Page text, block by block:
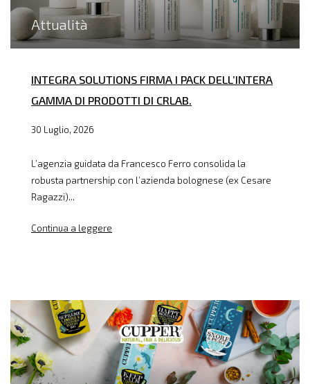
Attualità
INTEGRA SOLUTIONS FIRMA I PACK DELL’INTERA
GAMMA DI PRODOTTI DI CRLAB.
30 Luglio, 2026
L’agenzia guidata da Francesco Ferro consolida la
robusta partnership con l’azienda bolognese (ex Cesare
Ragazzi)...
Continua a leggere